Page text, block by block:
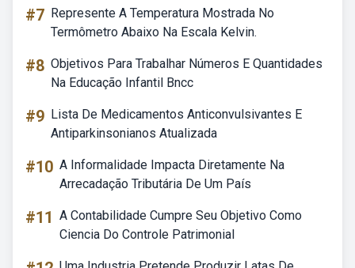
#7 Represente A Temperatura Mostrada No
Termômetro Abaixo Na Escala Kelvin.
#8 Objetivos Para Trabalhar Números E Quantidades
Na Educação Infantil Bncc
#9 Lista De Medicamentos Anticonvulsivantes E
Antiparkinsonianos Atualizada
#10 A Informalidade Impacta Diretamente Na
Arrecadação Tributária De Um País
#11 A Contabilidade Cumpre Seu Objetivo Como
Ciencia Do Controle Patrimonial